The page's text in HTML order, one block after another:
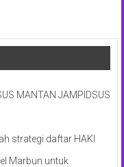
MANTAN JAMPIDSUS
strategi daftar HAKI
Marbun untuk